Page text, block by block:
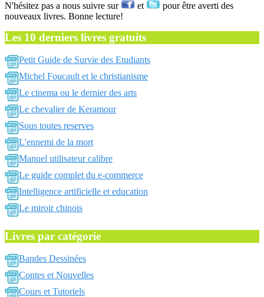
N'hésitez pas a nous suivre sur et
pour être averti des
nouveaux livres. Bonne lecture!
Les 10 derniers livres gratuits
Petit Guide de Survie des Etudiants
Michel Foucault et le christianisme
Le cinema ou le dernier des arts
Le chevalier de Keramour
Sous toutes reserves
L'ennemi de la mort
Manuel utilisateur calibre
Le guide complet du e-commerce
Intelligence artificielle et education
Le miroir chinois
Livres par catégorie
Bandes Dessinées
Contes et Nouvelles
Cours et Tutoriels